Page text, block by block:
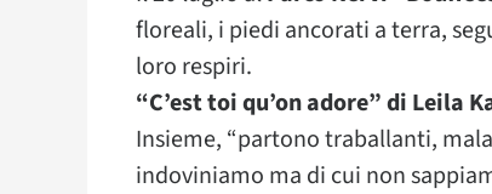
floreali, i piedi ancorati a terra,
loro respiri.
“C’est toi qu’on adore” di Leila
Insieme, “partono traballanti,
indoviniamo ma di cui non